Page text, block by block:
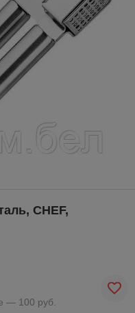
CHEF,
— 100 руб.